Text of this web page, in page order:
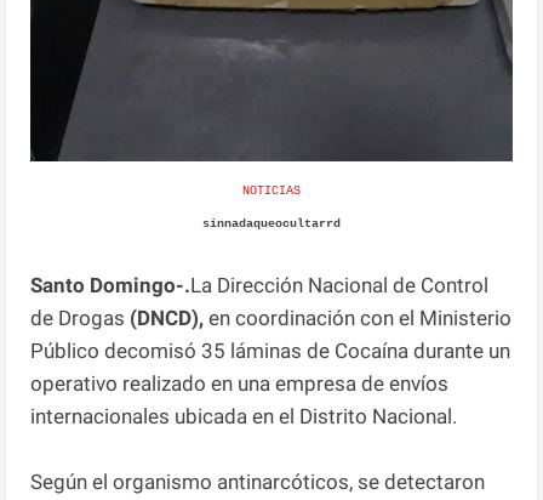
NOTICIAS
sinnadaqueocultarrd
Santo Domingo-.La Dirección Nacional de Control
de Drogas (DNCD), en coordinación con el Ministerio
Público decomisó 35 láminas de Cocaína durante un
operativo realizado en una empresa de envíos
internacionales ubicada en el Distrito Nacional.
Según el organismo antinarcóticos, se detectaron